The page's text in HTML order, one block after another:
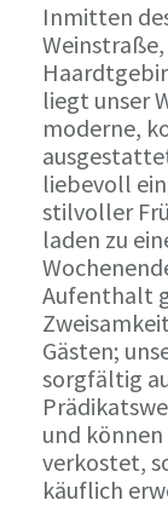
Inmitten
liegt unser
moderne,
liebevoll
stilvoller
laden zu
Aufenthalt
Gästen;
sorgfältig
und
verkostet,
käuflich